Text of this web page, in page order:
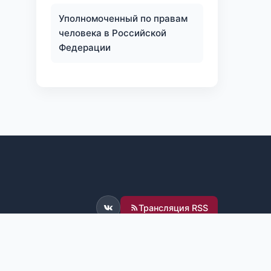
Уполномоченный по правам
человека в Российской
Федерации
ВКонтакте
Трансляция RSS